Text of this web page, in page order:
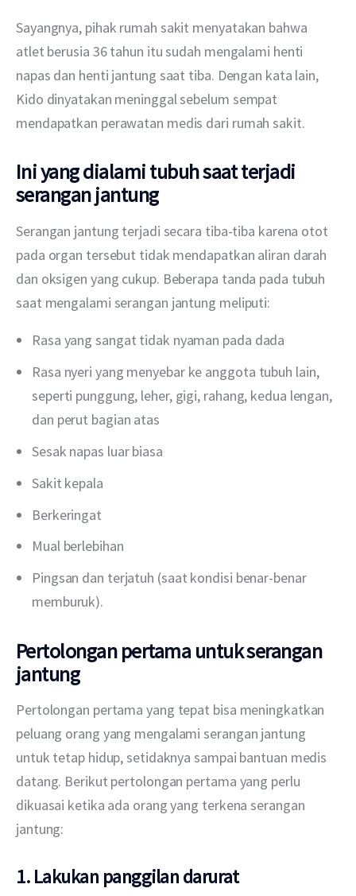
Sayangnya, pihak rumah sakit menyatakan bahwa
atlet berusia 36 tahun itu sudah mengalami henti
napas dan henti jantung saat tiba. Dengan kata lain,
Kido dinyatakan meninggal sebelum sempat
mendapatkan perawatan medis dari rumah sakit.
Ini yang dialami tubuh saat terjadi
serangan jantung
Serangan jantung terjadi secara tiba-tiba karena otot
pada organ tersebut tidak mendapatkan aliran darah
dan oksigen yang cukup. Beberapa tanda pada tubuh
saat mengalami serangan jantung meliputi:
Rasa yang sangat tidak nyaman pada dada
Rasa nyeri yang menyebar ke anggota tubuh lain,
seperti punggung, leher, gigi, rahang, kedua lengan,
dan perut bagian atas
Sesak napas luar biasa
Sakit kepala
Berkeringat
Mual berlebihan
Pingsan dan terjatuh (saat kondisi benar-benar
memburuk).
Pertolongan pertama untuk serangan
jantung
Pertolongan pertama yang tepat bisa meningkatkan
peluang orang yang mengalami serangan jantung
untuk tetap hidup, setidaknya sampai bantuan medis
datang. Berikut pertolongan pertama yang perlu
dikuasai ketika ada orang yang terkena serangan
jantung:
1. Lakukan panggilan darurat